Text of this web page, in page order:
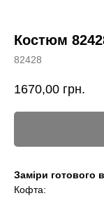
Костюм
82428
1670,00 грн.
Заміри готового
Кофта: